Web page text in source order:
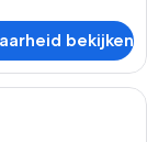
bekijken
met twee bedden,